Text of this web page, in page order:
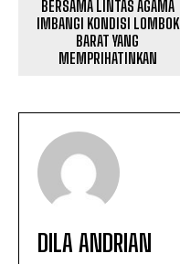
BERSAMA LINTAS AGAMA
IMBANGI KONDISI LOMBOK
BARAT YANG
MEMPRIHATINKAN
DILA ANDRIAN